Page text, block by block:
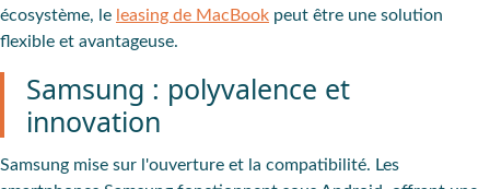
écosystème, le leasing de MacBook peut être une solution
flexible et avantageuse.
Samsung : polyvalence et
innovation
Samsung mise sur l'ouverture et la compatibilité. Les